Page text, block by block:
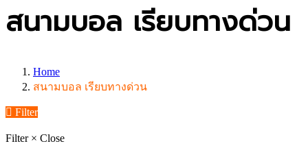
สนามบอล เรียบทางด่วน
Home
สนามบอล เรียบทางด่วน
Filter
Filter × Close